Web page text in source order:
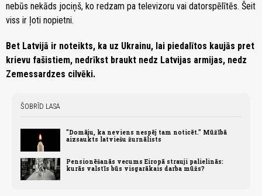
nebūs nekāds jociņš, ko redzam pa televizoru vai datorspēlītēs. Šeit
viss ir ļoti nopietni.
Bet Latvijā ir noteikts, ka uz Ukrainu, lai piedalītos kaujās pret
krievu fašistiem, nedrīkst braukt nedz Latvijas armijas, nedz
Zemessardzes cilvēki.
ŠOBRĪD LASA
"Domāju, ka neviens nespēj tam noticēt." Mūžībā
aizsaukts latviešu žurnālists
Pensionēšanās vecums Eiropā strauji palielinās:
kurās valstīs būs visgarākais darba mūžs?